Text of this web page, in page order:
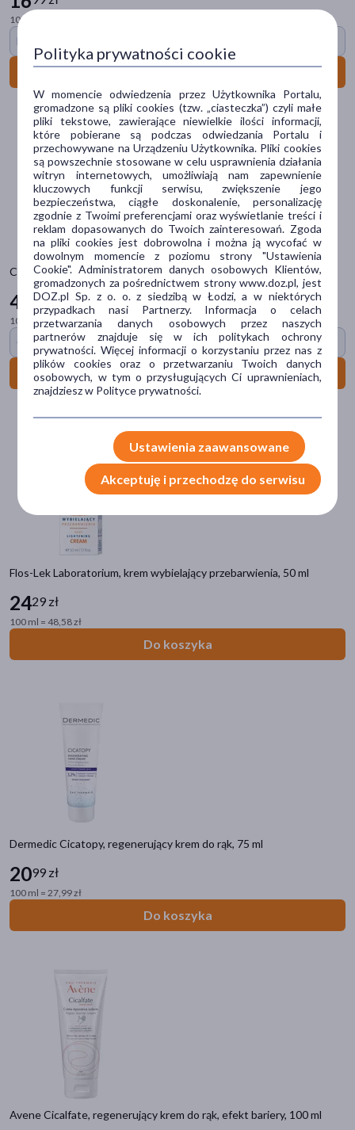
100 ml = 16,99 zł
Darmowa dostawa
Do koszyka
CeraVe, regenerujący krem do rąk, 100 ml
42 39 zł
100 ml = 42,39 zł
CeraVe za 1 gr
Do koszyka
Flos-Lek Laboratorium, krem wybielający przebarwienia, 50 ml
2429 zł
100 ml = 48,58 zł
Do koszyka
Dermedic Cicatopy, regenerujący krem do rąk, 75 ml
2099 zł
100 ml = 27,99 zł
Do koszyka
Avene Cicalfate, regenerujący krem do rąk, efekt bariery, 100 ml
Dostawa
Odbiór w aptece
Cena
– zł
Marka
4organic(3)
AA(2)
ASA(1)
Alantan(1)
pokaż więcej
Działanie/właściwości
nawilżające(243)
regenerujące
odżywcze(117)
łagodzące(109)
ochronne
pokaż więcej
Linia produktowa
Bioderma Atoderm
FlosLek Laboratorium Hand Care
Polityka prywatności cookie
W momencie odwiedzenia przez Użytkownika Portalu,
gromadzone są pliki cookies (tzw. „ciasteczka”) czyli małe
pliki tekstowe, zawierające niewielkie ilości informacji,
które pobierane są podczas odwiedzania Portalu i
przechowywane na Urządzeniu Użytkownika. Pliki cookies
są powszechnie stosowane w celu usprawnienia działania
witryn internetowych, umożliwiają nam zapewnienie
kluczowych funkcji serwisu, zwiększenie jego
bezpieczeństwa, ciągłe doskonalenie, personalizację
zgodnie z Twoimi preferencjami oraz wyświetlanie treści i
reklam dopasowanych do Twoich zainteresowań. Zgoda
na pliki cookies jest dobrowolna i można ją wycofać w
dowolnym momencie z poziomu strony "Ustawienia
Cookie". Administratorem danych osobowych Klientów,
gromadzonych za pośrednictwem strony www.doz.pl, jest
DOZ.pl Sp. z o. o. z siedzibą w Łodzi, a w niektórych
przypadkach nasi Partnerzy. Informacja o celach
przetwarzania danych osobowych przez naszych
partnerów znajduje się w ich politykach ochrony
prywatności. Więcej informacji o korzystaniu przez nas z
plików cookies oraz o przetwarzaniu Twoich danych
osobowych, w tym o przysługujących Ci uprawnieniach,
znajdziesz w Polityce prywatności.
Ustawienia zaawansowane
Akceptuję i przechodzę do serwisu